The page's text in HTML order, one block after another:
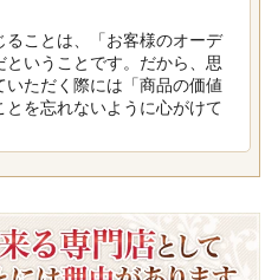
ことは、「お客様のオーデ
ということです。だから、思
ただく際には「商品の価値
を忘れないように心がけて